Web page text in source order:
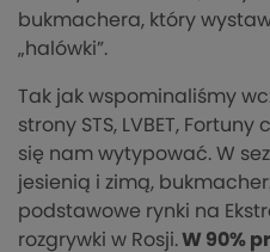
bukmachera, który
„halówki”.
Tak jak wspominaliśmy
strony STS, LVBET,
się nam wytypować. W
jesienią i zimą,
podstawowe rynki na
rozgrywki w Rosji.W 90%